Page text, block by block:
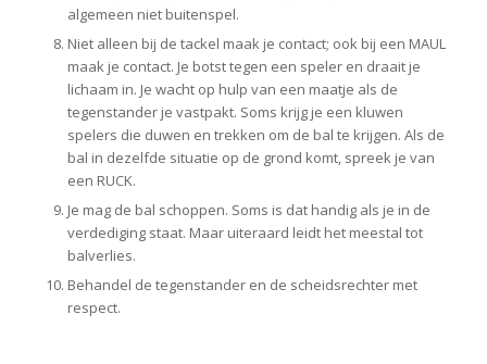
algemeen niet buitenspel.
Niet alleen bij de tackel maak je contact; ook bij een MAUL
maak je contact. Je botst tegen een speler en draait je
lichaam in. Je wacht op hulp van een maatje als de
tegenstander je vastpakt. Soms krijg je een kluwen
spelers die duwen en trekken om de bal te krijgen. Als de
bal in dezelfde situatie op de grond komt, spreek je van
een RUCK.
Je mag de bal schoppen. Soms is dat handig als je in de
verdediging staat. Maar uiteraard leidt het meestal tot
balverlies.
Behandel de tegenstander en de scheidsrechter met
respect.